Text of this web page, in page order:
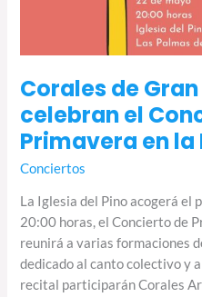
Corales de
celebran el
Primavera en la
Conciertos
La Iglesia del Pino acogerá el
20:00 horas, el Concierto de
reunirá a varias formaciones
dedicado al canto colectivo y
recital participarán Corales